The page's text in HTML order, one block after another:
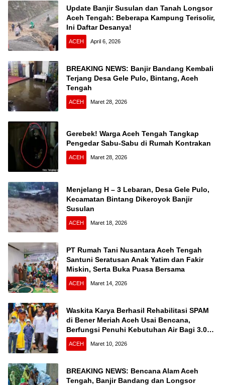
Update Banjir Susulan dan Tanah Longsor
Aceh Tengah: Beberapa Kampung Terisolir,
Ini Daftar Desanya!
ACEH April 6, 2026
BREAKING NEWS: Banjir Bandang Kembali
Terjang Desa Gele Pulo, Bintang, Aceh
Tengah
ACEH Maret 28, 2026
Gerebek! Warga Aceh Tengah Tangkap
Pengedar Sabu-Sabu di Rumah Kontrakan
ACEH Maret 28, 2026
Menjelang H – 3 Lebaran, Desa Gele Pulo,
Kecamatan Bintang Dikeroyok Banjir
Susulan
ACEH Maret 18, 2026
PT Rumah Tani Nusantara Aceh Tengah
Santuni Seratusan Anak Yatim dan Fakir
Miskin, Serta Buka Puasa Bersama
ACEH Maret 14, 2026
Waskita Karya Berhasil Rehabilitasi SPAM
di Bener Meriah Aceh Usai Bencana,
Berfungsi Penuhi Kebutuhan Air Bagi 3.000
KK
ACEH Maret 10, 2026
BREAKING NEWS: Bencana Alam Aceh
Tengah, Banjir Bandang dan Longsor